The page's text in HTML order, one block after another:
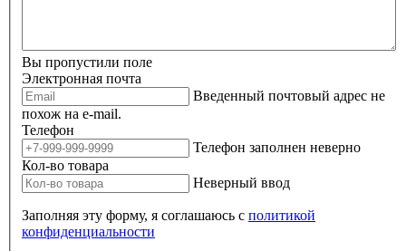
Вы пропустили поле
Электронная почта
Введенный почтовый адрес не
похож на e-mail.
Телефон
Телефон заполнен неверно
Кол-во товара
Неверный ввод
Заполняя эту форму, я соглашаюсь с политикой
конфиденциальности